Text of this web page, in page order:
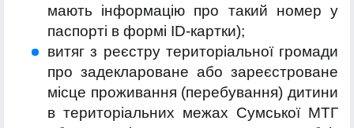
мають інформацію про такий номер у
паспорті в формі ID-картки);
витяг з реєстру територіальної громади
про задеклароване або зареєстроване
місце проживання (перебування) дитини
в територіальних межах Сумської МТГ